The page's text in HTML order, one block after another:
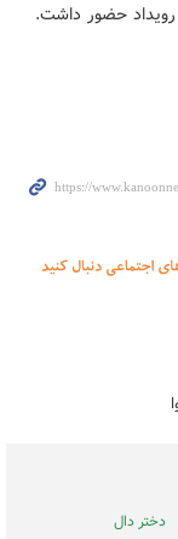
رویداد حضور داشت.
دختر دال